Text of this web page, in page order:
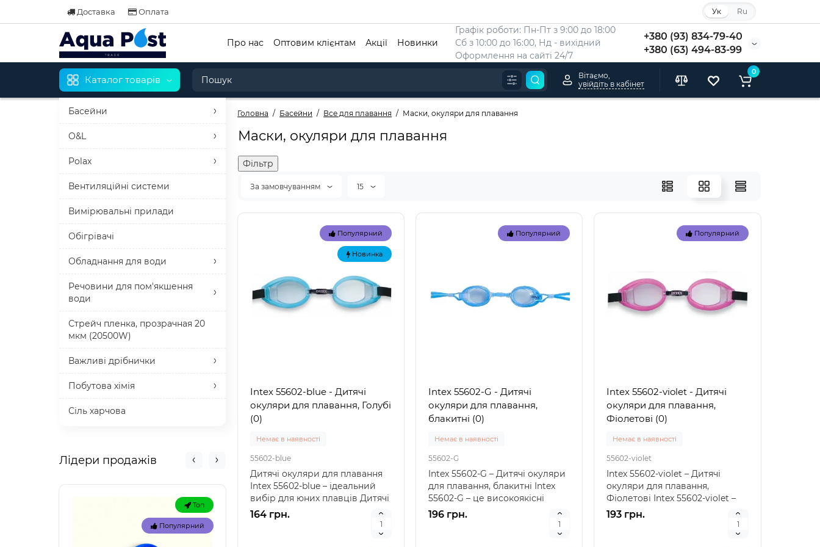
Доставка Оплата Ук Ru
Графік роботи: Пн-Пт з 9:00 до 18:00
Сб з 10:00 до 16:00, Нд - вихідний
Оформлення на сайтi 24/7
+380 (93) 834-79-40
+380 (63) 494-83-99
Про нас Оптовим клієнтам Акції Новинки
Каталог товарів
Басейни
O&L
Polax
Вентиляційні системи
Вимірювальні прилади
Обігрівачі
Обладнання для води
Речовини для пом'якшення
води
Стрейч пленка, прозрачная 20
мкм (20500W)
Важливі дрібнички
Побутова хімія
Сіль харчова
Вітаємо,
увійдіть в кабінет
0
Головна Басейни Все для плавання Маски, окуляри для плавання
Лідери продажів
Топ
Популярний Популярний Популярний Популярний
Маски, окуляри для плавання
Фільтр
За замовчуванням 15
Популярний
Новинка
Intex 55602-blue - Дитячі
окуляри для плавання, Голубі
(0)
Немає в наявності
55602-blue
Дитячі окуляри для плавання
Intex 55602-blue – ідеальний
вибір для юних плавців Дитячі
окуляри для ..
164 грн.
Популярний
Intex 55602-G - Дитячі
окуляри для плавання,
блакитні (0)
Немає в наявності
55602-G
Intex 55602-G – Дитячі окуляри
для плавання, блакитні Intex
55602-G – це високоякісні
дитячі окуляри..
196 грн.
Популярний
Intex 55602-violet - Дитячі
окуляри для плавання,
Фіолетові (0)
Немає в наявності
55602-violet
Intex 55602-violet – Дитячі
окуляри для плавання,
Фіолетові Intex 55602-violet –
це якісні дитячі о..
193 грн.